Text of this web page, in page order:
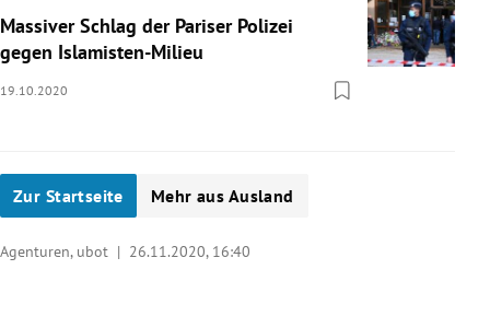
Massiver Schlag der Pariser Polizei
gegen Islamisten-Milieu
19.10.2020
Zur Startseite Mehr aus Ausland
Agenturen, ubot | 26.11.2020, 16:40